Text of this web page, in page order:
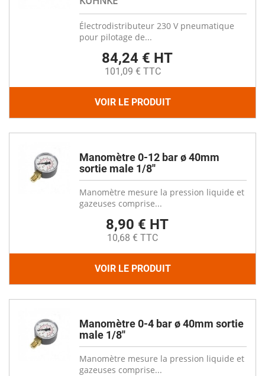
Électrodistributeur 230 V pneumatique
pour pilotage de...
84,24 € HT
101,09 € TTC
VOIR LE PRODUIT
Manomètre 0-12 bar ø 40mm
sortie male 1/8''
Manomètre mesure la pression liquide et
gazeuses comprise...
8,90 € HT
10,68 € TTC
VOIR LE PRODUIT
Manomètre 0-4 bar ø 40mm sortie
male 1/8''
Manomètre mesure la pression liquide et
gazeuses comprise...